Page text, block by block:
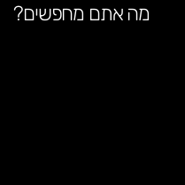
מה אתם מחפשים?